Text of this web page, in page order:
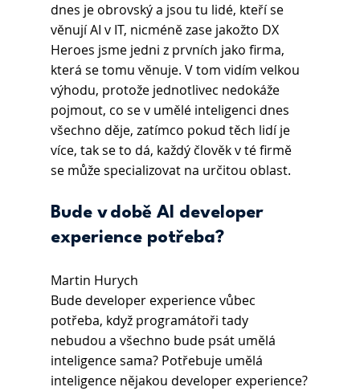
dnes je obrovský a jsou tu lidé, kteří se
věnují AI v IT, nicméně zase jakožto DX
Heroes jsme jedni z prvních jako firma,
která se tomu věnuje. V tom vidím velkou
výhodu, protože jednotlivec nedokáže
pojmout, co se v umělé inteligenci dnes
všechno děje, zatímco pokud těch lidí je
více, tak se to dá, každý člověk v té firmě
se může specializovat na určitou oblast.
Bude v době AI developer
experience potřeba?
Martin Hurych
Bude developer experience vůbec
potřeba, když programátoři tady
nebudou a všechno bude psát umělá
inteligence sama? Potřebuje umělá
inteligence nějakou developer experience?